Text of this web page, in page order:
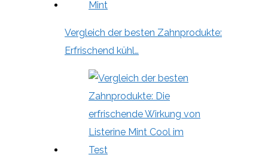
Vergleich der besten Zahnprodukte:
Erfrischend kühl…